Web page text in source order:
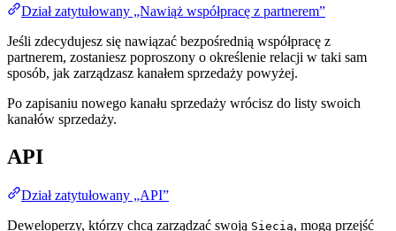
Dział zatytułowany „Nawiąż współpracę z partnerem”
Jeśli zdecydujesz się nawiązać bezpośrednią współpracę z
partnerem, zostaniesz poproszony o określenie relacji w taki sam
sposób, jak zarządzasz kanałem sprzedaży powyżej.
Po zapisaniu nowego kanału sprzedaży wrócisz do listy swoich
kanałów sprzedaży.
API
Dział zatytułowany „API”
Deweloperzy, którzy chcą zarządzać swoją Siecią, mogą przejść